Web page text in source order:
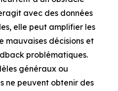
avec des données
elle peut amplifier les
mauvaises décisions et
problématiques.
généraux ou
ne peuvent obtenir des